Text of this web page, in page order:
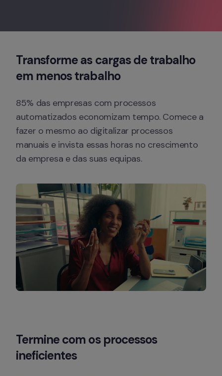
Transforme as cargas de trabalho
em menos trabalho
85% das empresas com processos
automatizados economizam tempo. Comece a
fazer o mesmo ao digitalizar processos
manuais e invista essas horas no crescimento
da empresa e das suas equipas.
Termine com os processos
ineficientes